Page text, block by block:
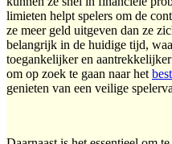
limieten helpt spelers om de
ze meer geld uitgeven dan ze
belangrijk in de huidige tijd,
toegankelijker en
om op zoek te gaan naar het
genieten van een veilige